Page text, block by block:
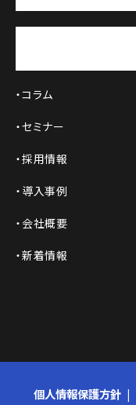
コラム
セミナー
採用情報
導入事例
会社概要
新着情報
個人情報保護方針